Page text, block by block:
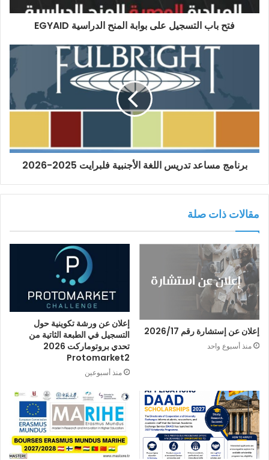
فتح باب التسجيل على بوابة المنح الدراسية EGYAID
برنامج مساعد تدريس اللغة الأجنبية فلبرايت 2025-2026
مقالات ذات صلة
إعلان عن إستشارة رقم 2026/17
منذ أسبوع واحد
إعلان عن ورشة تكوينية حول
التسجيل في الطبعة الثاتية من
تحدي بروتوماركت 2026
Protomarket2
منذ أسبوعين